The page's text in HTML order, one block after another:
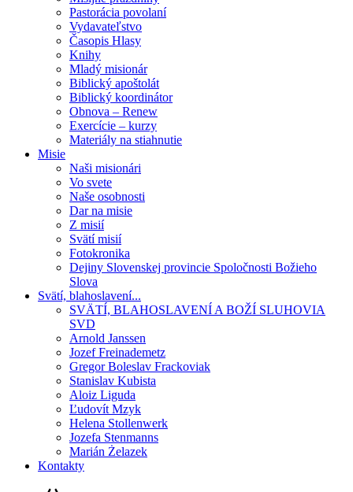
Pastorácia povolaní
Vydavateľstvo
Časopis Hlasy
Knihy
Mladý misionár
Biblický apoštolát
Biblický koordinátor
Obnova – Renew
Exercície – kurzy
Materiály na stiahnutie
Misie
Naši misionári
Vo svete
Naše osobnosti
Dar na misie
Z misií
Svätí misií
Fotokronika
Dejiny Slovenskej provincie Spoločnosti Božieho
Slova
Svätí, blahoslavení...
SVÄTÍ, BLAHOSLAVENÍ A BOŽÍ SLUHOVIA
SVD
Arnold Janssen
Jozef Freinademetz
Gregor Boleslav Frackoviak
Stanislav Kubista
Aloiz Liguda
Ľudovít Mzyk
Helena Stollenwerk
Jozefa Stenmanns
Marián Żelazek
Kontakty